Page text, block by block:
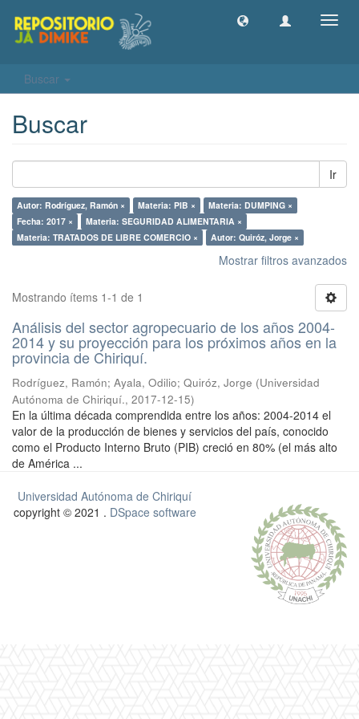
Buscar
Buscar
Ir
Autor: Rodríguez, Ramón × Materia: PIB ×
Materia: DUMPING ×
Fecha: 2017 ×
Materia: SEGURIDAD ALIMENTARIA ×
Materia: TRATADOS DE LIBRE COMERCIO ×
Autor: Quiróz, Jorge ×
Mostrar filtros avanzados
Mostrando ítems 1-1 de 1
Análisis del sector agropecuario de los años 2004-
2014 y su proyección para los próximos años en la
provincia de Chiriquí.
Rodríguez, Ramón; Ayala, Odilio; Quiróz, Jorge (Universidad
Autónoma de Chiriquí., 2017-12-15)
En la última década comprendida entre los años: 2004-2014 el
valor de la producción de bienes y servicios del país, conocido
como el Producto Interno Bruto (PIB) creció en 80% (el más alto
de América ...
Universidad Autónoma de Chiriquí
copyright © 2021 . DSpace software